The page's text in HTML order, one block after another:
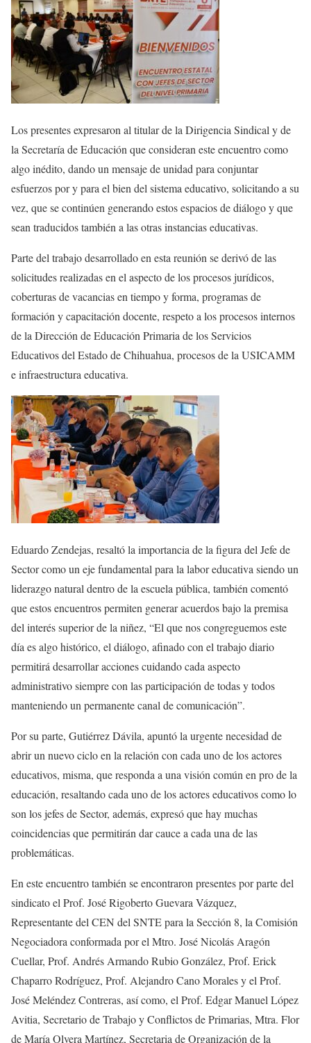
Los presentes expresaron al titular de la Dirigencia Sindical y de
la Secretaría de Educación que consideran este encuentro como
algo inédito, dando un mensaje de unidad para conjuntar
esfuerzos por y para el bien del sistema educativo, solicitando a su
vez, que se continúen generando estos espacios de diálogo y que
sean traducidos también a las otras instancias educativas.
Parte del trabajo desarrollado en esta reunión se derivó de las
solicitudes realizadas en el aspecto de los procesos jurídicos,
coberturas de vacancias en tiempo y forma, programas de
formación y capacitación docente, respeto a los procesos internos
de la Dirección de Educación Primaria de los Servicios
Educativos del Estado de Chihuahua, procesos de la USICAMM
e infraestructura educativa.
Eduardo Zendejas, resaltó la importancia de la figura del Jefe de
Sector como un eje fundamental para la labor educativa siendo un
liderazgo natural dentro de la escuela pública, también comentó
que estos encuentros permiten generar acuerdos bajo la premisa
del interés superior de la niñez, “El que nos congreguemos este
día es algo histórico, el diálogo, afinado con el trabajo diario
permitirá desarrollar acciones cuidando cada aspecto
administrativo siempre con las participación de todas y todos
manteniendo un permanente canal de comunicación”.
Por su parte, Gutiérrez Dávila, apuntó la urgente necesidad de
abrir un nuevo ciclo en la relación con cada uno de los actores
educativos, misma, que responda a una visión común en pro de la
educación, resaltando cada uno de los actores educativos como lo
son los jefes de Sector, además, expresó que hay muchas
coincidencias que permitirán dar cauce a cada una de las
problemáticas.
En este encuentro también se encontraron presentes por parte del
sindicato el Prof. José Rigoberto Guevara Vázquez,
Representante del CEN del SNTE para la Sección 8, la Comisión
Negociadora conformada por el Mtro. José Nicolás Aragón
Cuellar, Prof. Andrés Armando Rubio González, Prof. Erick
Chaparro Rodríguez, Prof. Alejandro Cano Morales y el Prof.
José Meléndez Contreras, así como, el Prof. Edgar Manuel López
Avitia, Secretario de Trabajo y Conflictos de Primarias, Mtra. Flor
de María Olvera Martínez, Secretaria de Organización de la